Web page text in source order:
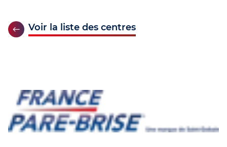
Voir la liste des centres